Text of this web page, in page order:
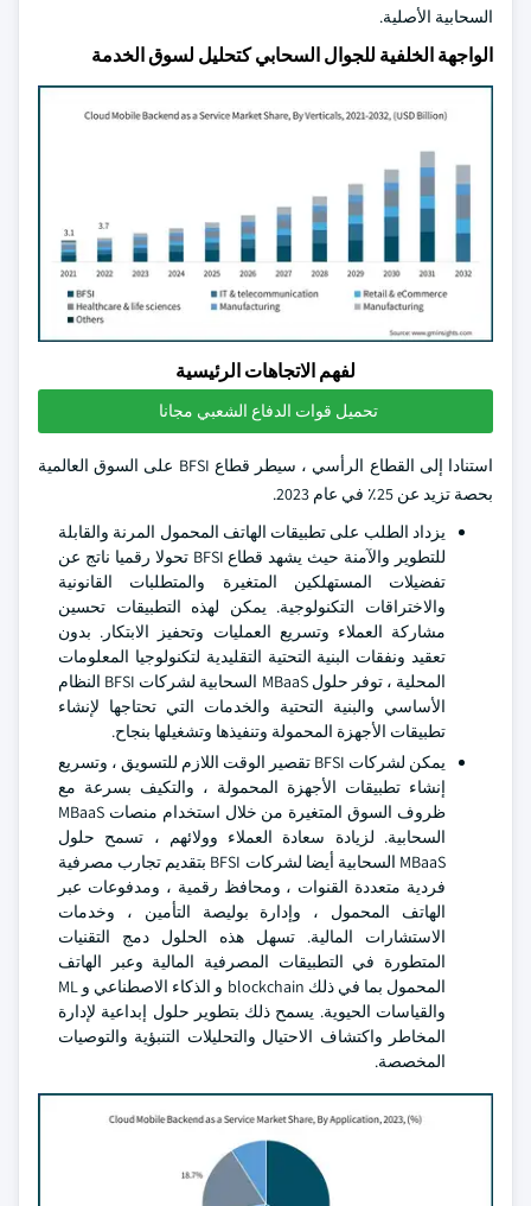
السحابية الأصلية.
الواجهة الخلفية للجوال السحابي كتحليل لسوق الخدمة
لفهم الاتجاهات الرئيسية
تحميل قوات الدفاع الشعبي مجانا
استنادا إلى القطاع الرأسي ، سيطر قطاع BFSI على السوق العالمية
بحصة تزيد عن 25٪ في عام 2023.
يزداد الطلب على تطبيقات الهاتف المحمول المرنة والقابلة
للتطوير والآمنة حيث يشهد قطاع BFSI تحولا رقميا ناتج عن
تفضيلات المستهلكين المتغيرة والمتطلبات القانونية
والاختراقات التكنولوجية. يمكن لهذه التطبيقات تحسين
مشاركة العملاء وتسريع العمليات وتحفيز الابتكار. بدون
تعقيد ونفقات البنية التحتية التقليدية لتكنولوجيا المعلومات
المحلية ، توفر حلول MBaaS السحابية لشركات BFSI النظام
الأساسي والبنية التحتية والخدمات التي تحتاجها لإنشاء
تطبيقات الأجهزة المحمولة وتنفيذها وتشغيلها بنجاح.
يمكن لشركات BFSI تقصير الوقت اللازم للتسويق ، وتسريع
إنشاء تطبيقات الأجهزة المحمولة ، والتكيف بسرعة مع
ظروف السوق المتغيرة من خلال استخدام منصات MBaaS
السحابية. لزيادة سعادة العملاء وولائهم ، تسمح حلول
MBaaS السحابية أيضا لشركات BFSI بتقديم تجارب مصرفية
فردية متعددة القنوات ، ومحافظ رقمية ، ومدفوعات عبر
الهاتف المحمول ، وإدارة بوليصة التأمين ، وخدمات
الاستشارات المالية. تسهل هذه الحلول دمج التقنيات
المتطورة في التطبيقات المصرفية المالية وعبر الهاتف
المحمول بما في ذلك blockchain و الذكاء الاصطناعي و ML
والقياسات الحيوية. يسمح ذلك بتطوير حلول إبداعية لإدارة
المخاطر واكتشاف الاحتيال والتحليلات التنبؤية والتوصيات
المخصصة.